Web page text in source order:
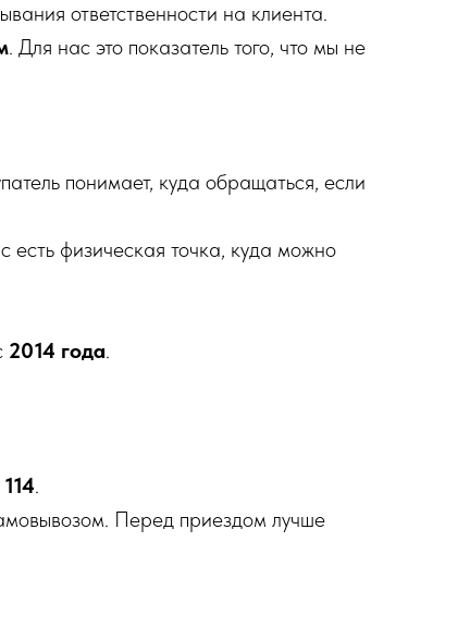
ответственности на клиента.
. Для нас это показатель того, что мы не
понимает, куда обращаться, если
есть физическая точка, куда можно
2014 года.
.
Перед приездом лучше